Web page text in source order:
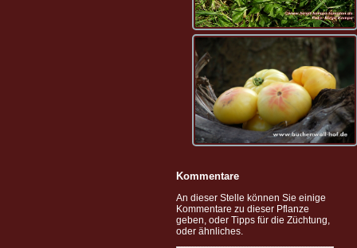
Kommentare
An dieser Stelle können Sie einige
Kommentare zu dieser Pflanze
geben, oder Tipps für die Züchtung,
oder ähnliches.